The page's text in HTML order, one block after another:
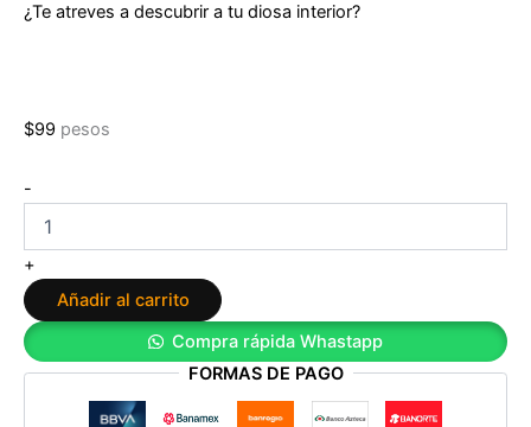
¿Te atreves a descubrir a tu diosa interior?
$99 pesos
-
Afrodita
de
Núria
Marín
cantidad
+
Añadir al carrito
Compra rápida Whastapp
FORMAS DE PAGO